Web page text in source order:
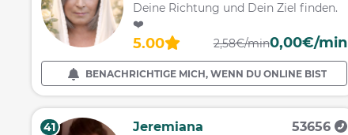
Deine Richtung und Dein Ziel finden.
❤️
5.00 2,58€/min0,00€/min
BENACHRICHTIGE MICH, WENN DU ONLINE BIST
41 Jeremiana 53656